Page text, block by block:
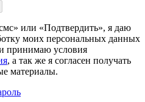
или «Подтвердить», я даю
моих персональных данных
принимаю условия
, а так же я согласен получать
материалы.